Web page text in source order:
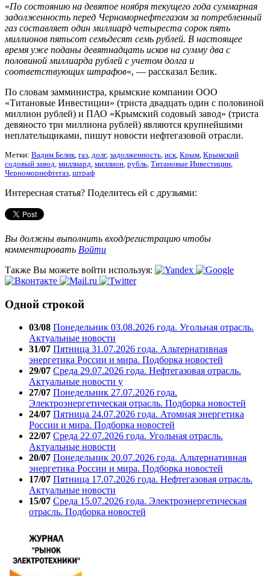
«По состоянию на девятое ноября текущего года суммарная
задолженность перед Черноморнефтегазом за потребленный
газ составляет один миллиард четыреста сорок пять
миллионов пятьсот семьдесят семь рублей. В настоящее
время уже поданы девятнадцать исков на сумму два с
половиной миллиарда рублей с учетом долга и
соответствующих штрафов«, — рассказал Белик.
По словам замминистра, крымские компании ООО
«Титановые Инвестиции» (триста двадцать один с половиной
миллион рублей) и ПАО «Крымский содовый завод» (триста
девяносто три миллиона рублей) являются крупнейшими
неплательщиками, пишут новости нефтегазовой отрасли.
Метки: Вадим Белик, газ, долг, задолженность, иск, Крым, Крымский
содовый завод, миллиард, миллион, рубль, Титановые Инвестиции,
Черноморнефтегаз, штраф
Интересная статья? Поделитесь ей с друзьями:
Вы должны выполнить вход/регистрацию чтобы
комментировать Войти
Также Вы можете войти используя:
Одной строкой
03/08 Понедельник 03.08.2026 года. Угольная отрасль.
Актуальные новости
31/07 Пятница 31.07.2026 года. Альтернативная
энергетика России и мира. Подборка новостей
29/07 Среда 29.07.2026 года. Нефтегазовая отрасль.
Актуальные новости у
27/07 Понедельник 27.07.2026 года.
Электроэнергетическая отрасль. Подборка новостей
24/07 Пятница 24.07.2026 года. Атомная энергетика
России и мира. Подборка новостей
22/07 Среда 22.07.2026 года. Угольная отрасль.
Актуальные новости
20/07 Понедельник 20.07.2026 года. Альтернативная
энергетика России и мира. Подборка новостей
17/07 Пятница 17.07.2026 года. Нефтегазовая отрасль.
Актуальные новости
15/07 Среда 15.07.2026 года. Электроэнергетическая
отрасль. Подборка новостей